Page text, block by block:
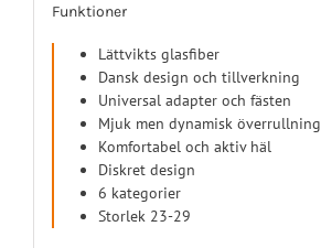
Funktioner
Lättvikts glasfiber
Dansk design och tillverkning
Universal adapter och fästen
Mjuk men dynamisk överrullning
Komfortabel och aktiv häl
Diskret design
6 kategorier
Storlek 23-29